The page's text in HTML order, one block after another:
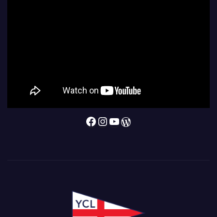
Facebook Instagram YouTube WordPress